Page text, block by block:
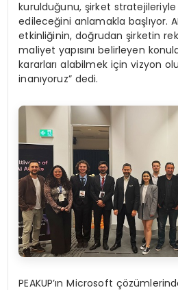
kurulduğunu, şirket stratejileriyle
edileceğini anlamakla başlıyor.
etkinliğinin, doğrudan şirketin
maliyet yapısını belirleyen
kararları alabilmek için vizyon
inanıyoruz” dedi.
PEAKUP’ın Microsoft